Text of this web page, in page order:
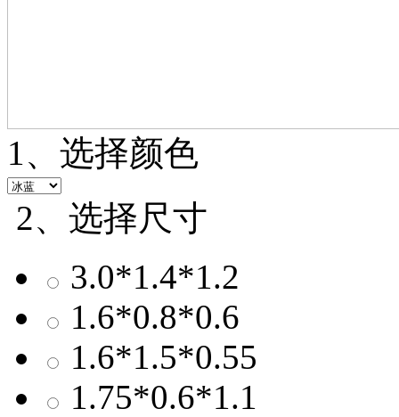
1、选择颜色
2、选择尺寸
3.0*1.4*1.2
1.6*0.8*0.6
1.6*1.5*0.55
1.75*0.6*1.1